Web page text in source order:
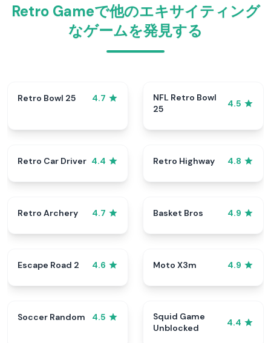
Retro Gameで他のエキサイティング
なゲームを発見する
Retro Bowl 25 4.7
NFL Retro Bowl
25
4.5
Retro Car Driver 4.4 Retro Highway 4.8
Retro Archery 4.7 Basket Bros 4.9
Escape Road 2 4.6 Moto X3m 4.9
Soccer Random 4.5
Squid Game
Unblocked
4.4